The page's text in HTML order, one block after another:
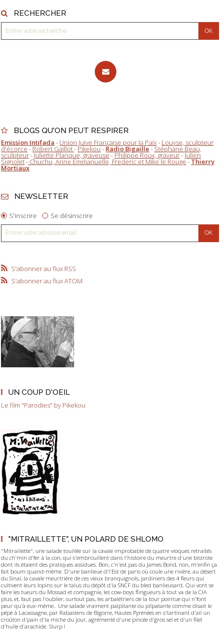
RECHERCHER
BLOGS QU'ON PEUT RESPIRER
Emission Intifada - Union Juive Française pour la Paix- Louyse, sculpteur
d'écorce-Robert Gaillot-Pikekou-Radio Bigaille-Stéphane Beau,
sculpteur-Juliette Planque, graveuse-Philippe Roux, graveur-Julien
Signolet-Chuchu, Anne Emmanuelle, Frederic et Mike le Rouge-Thierry
Mortiaux
NEWSLETTER
S'inscrire Se désinscrire
S'abonner au flux RSS
S'abonner au flux ATOM
UN COUP D'OEIL
Le film "Parodies" by Pikekou
"MITRAILLETTE", UN POLARD DE SHLOMO
"Mitraillette", une salade touillée sur la cavale improbable de quatre vioques retraités
du ch'min d'fer à la con, qui s'embrouillent dans l'histoire du meurtre d'une bistrote
dont ils étaient des pratiques assidues. Bon, c'n'est pas du James Bond, non, m'enfin ça
fait boum quand-même. D'une banlieue d'l'Est de paris où coule une rivière, au désert
du Sinaï, la cavale meurtrière de ces vieux branquignols, jardiniers des 4 fleurs qui
cultivent leurs lopins sur le talus du dépôt d'la SNCF du bled banlieusard. Qui vont se
faire les tueurs du Mossad et compagnie, les cow-boys flingueurs à tout va de la CIA
plus, et, faut pas l'oublier, surtout pas, les arbalétriers de la tour pointue qui n'font
peur qu'à eux-même.. Une salade vraiment palpitante ou pilpatante comme disait le
pépé à Lacassagne, par Rabastens de Bigorre, Hautes Pyrénées en s'tartinant d'ail un
croûton d'pain d'la miche du jour, agrémenté d'une pincée d'gros sel et d'un filet
d'huile d'arachide. Slurp !